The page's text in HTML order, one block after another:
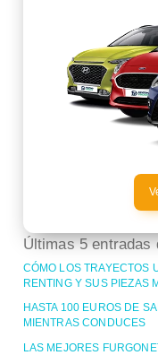
Últimas 5 entradas
CÓMO LOS TRAYECTOS
RENTING Y SUS PIEZAS
HASTA 100 EUROS DE
MIENTRAS CONDUCES
LAS MEJORES